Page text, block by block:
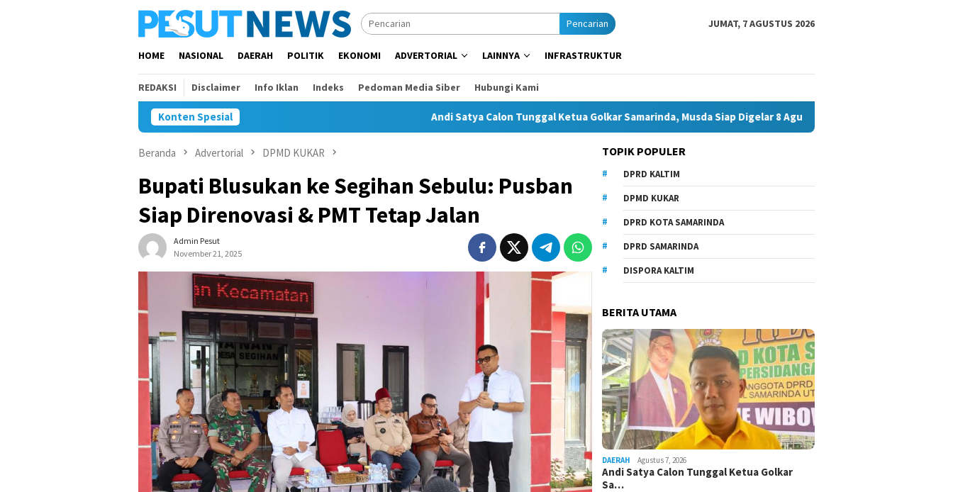
Pencarian JUMAT, 7 AGUSTUS 2026
HOME NASIONAL DAERAH POLITIK EKONOMI ADVERTORIAL LAINNYA INFRASTRUKTUR
REDAKSI Disclaimer Info Iklan Indeks Pedoman Media Siber Hubungi Kami
Konten Spesial Andi Satya Calon Tunggal Ketua Golkar Samarinda, Musda Siap Digelar 8 Agustus 2026
Beranda Advertorial DPMD KUKAR
Bupati Blusukan ke Segihan Sebulu: Pusban
Siap Direnovasi & PMT Tetap Jalan
Admin Pesut
November 21, 2025
TOPIK POPULER
DPRD KALTIM
DPMD KUKAR
DPRD KOTA SAMARINDA
DPRD SAMARINDA
DISPORA KALTIM
BERITA UTAMA
DAERAH Agustus 7, 2026
Andi Satya Calon Tunggal Ketua Golkar
Sa…